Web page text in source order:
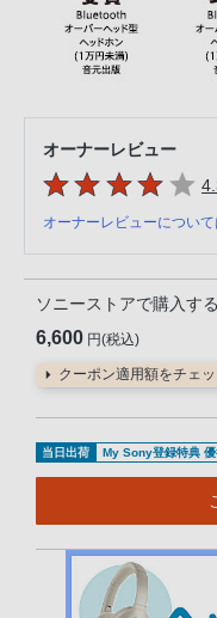
オーナーレビュー
5
オーナーレビューについて
ソニーストアで購入す
6,600 円(税込)
クーポン適用額をチェ
当日出荷 My Sony登録特典